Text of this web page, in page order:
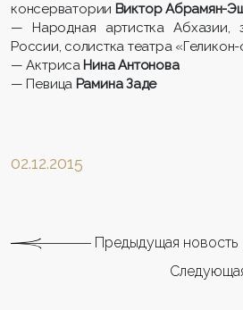
консерватории Виктор Абрамян-
— Народная артистка Абхазии,
России, солистка театра
— Актриса Нина Антонова
— Певица Рамина Заде
02.12.2015
Предыдущая новость